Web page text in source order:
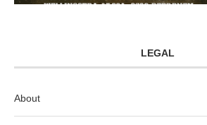
LEGAL
About